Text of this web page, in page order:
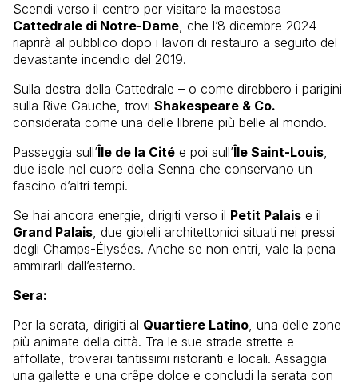
Scendi verso il centro per visitare la maestosa
Cattedrale di Notre-Dame, che l’8 dicembre 2024
riaprirà al pubblico dopo i lavori di restauro a seguito del
devastante incendio del 2019.
Sulla destra della Cattedrale – o come direbbero i parigini
sulla Rive Gauche, trovi Shakespeare & Co.
considerata come una delle librerie più belle al mondo.
Passeggia sull’Île de la Cité e poi sull’Île Saint-Louis,
due isole nel cuore della Senna che conservano un
fascino d’altri tempi.
Se hai ancora energie, dirigiti verso il Petit Palais e il
Grand Palais, due gioielli architettonici situati nei pressi
degli Champs-Élysées. Anche se non entri, vale la pena
ammirarli dall’esterno.
Sera:
Per la serata, dirigiti al Quartiere Latino, una delle zone
più animate della città. Tra le sue strade strette e
affollate, troverai tantissimi ristoranti e locali. Assaggia
una gallette e una crêpe dolce e concludi la serata con